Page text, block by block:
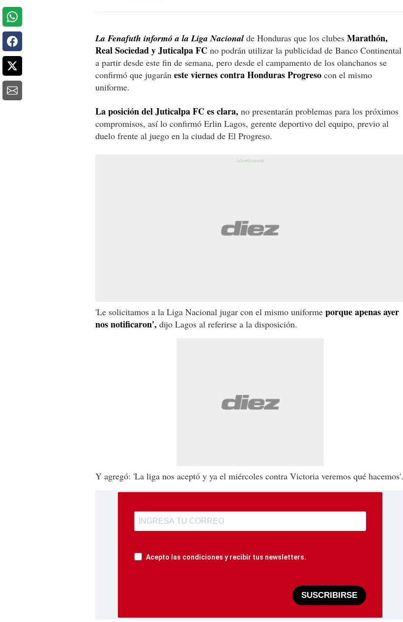
La Fenafuth informó a la Liga Nacional de Honduras que los clubes Marathón,
Real Sociedad y Juticalpa FC no podrán utilizar la publicidad de Banco Continental
a partir desde este fin de semana, pero desde el campamento de los olanchanos se
confirmó que jugarán este viernes contra Honduras Progreso con el mismo
uniforme.
La posición del Juticalpa FC es clara, no presentarán problemas para los próximos
compromisos, así lo confirmó Erlin Lagos, gerente deportivo del equipo, previo al
duelo frente al juego en la ciudad de El Progreso.
'Le solicitamos a la Liga Nacional jugar con el mismo uniforme porque apenas ayer
nos notificaron', dijo Lagos al referirse a la disposición.
Y agregó: 'La liga nos aceptó y ya el miércoles contra Victoria veremos qué hacemos'.
Acepto las condiciones y recibir tus newsletters.
SUSCRIBIRSE